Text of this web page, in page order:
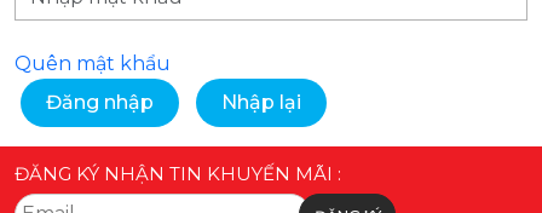
Quên mật khẩu
Đăng nhập
Nhập lại
ĐĂNG KÝ NHẬN TIN KHUYẾN MÃI :